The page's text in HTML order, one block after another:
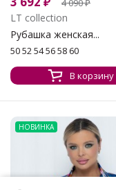
4 090₽
LT collection
Рубашка женская...
50 52 54 56 58 60
В корзину
НОВИНКА